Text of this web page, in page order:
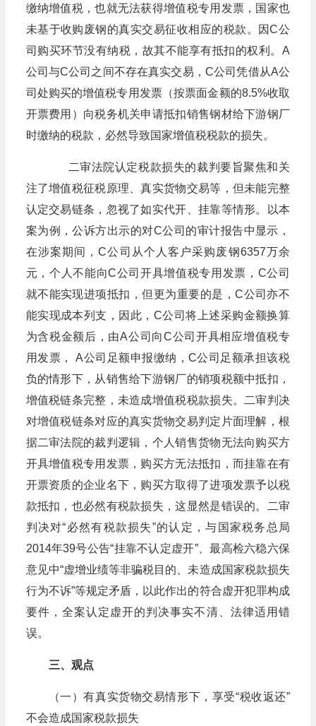
缴纳增值税，也就无法获得增值税专用发票，国家也
未基于收购废钢的真实交易征收相应的税款。因C公
司购买环节没有纳税，故其不能享有抵扣的权利。A
公司与C公司之间不存在真实交易，C公司凭借从A公
司处购买的增值税专用发票（按票面金额的8.5%收取
开票费用）向税务机关申请抵扣销售钢材给下游钢厂
时缴纳的税款，必然导致国家增值税税款的损失。
​​​​​​​二审法院认定税款损失的裁判要旨聚焦和关
注了增值税征税原理、真实货物交易等，但未能完整
认定交易链条，忽视了如实代开、挂靠等情形。以本
案为例，公诉方出示的对C公司的审计报告中显示，
在涉案期间，C公司从个人客户采购废钢6357万余
元，个人不能向C公司开具增值税专用发票，C公司
就不能实现进项抵扣，但更为重要的是，C公司亦不
能实现成本列支，因此，C公司将上述采购金额换算
为含税金额后，由A公司向C公司开具相应增值税专
用发票， A公司足额申报缴纳，C公司足额承担该税
负的情形下，从销售给下游钢厂的销项税额中抵扣，
增值税链条完整，未造成增值税税款损失。二审判决
对增值税链条对应的真实货物交易判定片面理解，根
据二审法院的裁判逻辑，个人销售货物无法向购买方
开具增值税专用发票，购买方无法抵扣，而挂靠在有
开票资质的企业名下，购买方取得了进项发票予以税
款抵扣，也必然有税款损失，这显然是错误的。二审
判决对“必然有税款损失”的认定，与国家税务总局
2014年39号公告“挂靠不认定虚开”、最高检六稳六保
意见中“虚增业绩等非骗税目的、未造成国家税款损失
行为不诉”等规定矛盾，以此作出的符合虚开犯罪构成
要件，全案认定虚开的判决事实不清、法律适用错
误。
三、观点
（一）有真实货物交易情形下，享受“税收返还”
不会造成国家税款损失